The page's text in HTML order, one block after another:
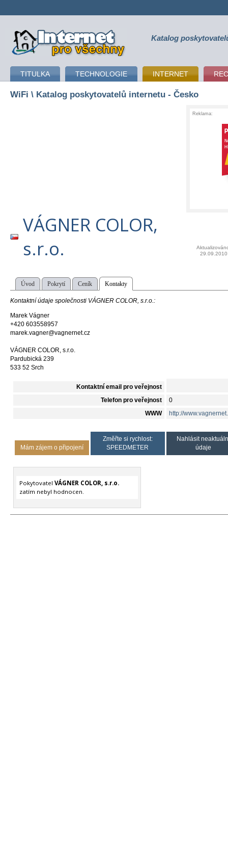
připojení k internetu Katalog
TITULKA TECHNOLOGIE INTERNET
WiFi \ Katalog poskytovatelů internetu - Česko
Reklama:
VÁGNER COLOR,
s.r.o.
29.09.2010
Úvod Pokrytí Ceník Kontakty
Kontaktní údaje společnosti VÁGNER COLOR, s.r.o.:
Marek Vágner
+420 603558957
marek.vagner@vagnernet.cz
VÁGNER COLOR, s.r.o.
Pardubická 239
533 52 Srch
Kontaktní email pro veřejnost
Telefon pro veřejnost 0
WWW http://
Mám zájem o připojení
Změřte si rychlost:
SPEEDMETER
Nahlásit
údaje
Pokytovatel VÁGNER COLOR, s.r.o.
zatím nebyl hodnocen.